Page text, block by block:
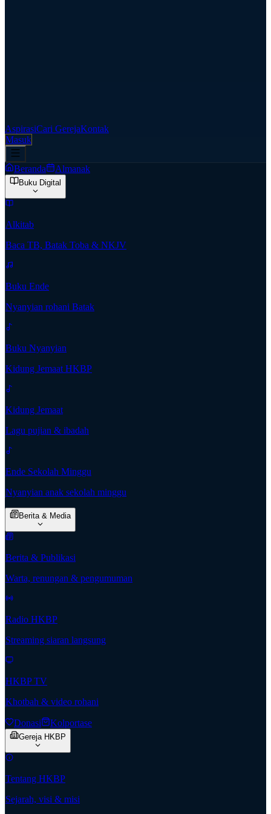
AspirasiCari GerejaKontak
Masuk
Beranda Almanak
Buku Digital
Alkitab
Baca TB, Batak Toba & NKJV
Buku Ende
Nyanyian rohani Batak
Buku Nyanyian
Kidung Jemaat HKBP
Kidung Jemaat
Lagu pujian & ibadah
Ende Sekolah Minggu
Nyanyian anak sekolah minggu
Berita & Media
Berita & Publikasi
Warta, renungan & pengumuman
Radio HKBP
Streaming siaran langsung
HKBP TV
Khotbah & video rohani
Donasi Kolportase
Gereja HKBP
Tentang HKBP
Sejarah, visi & misi